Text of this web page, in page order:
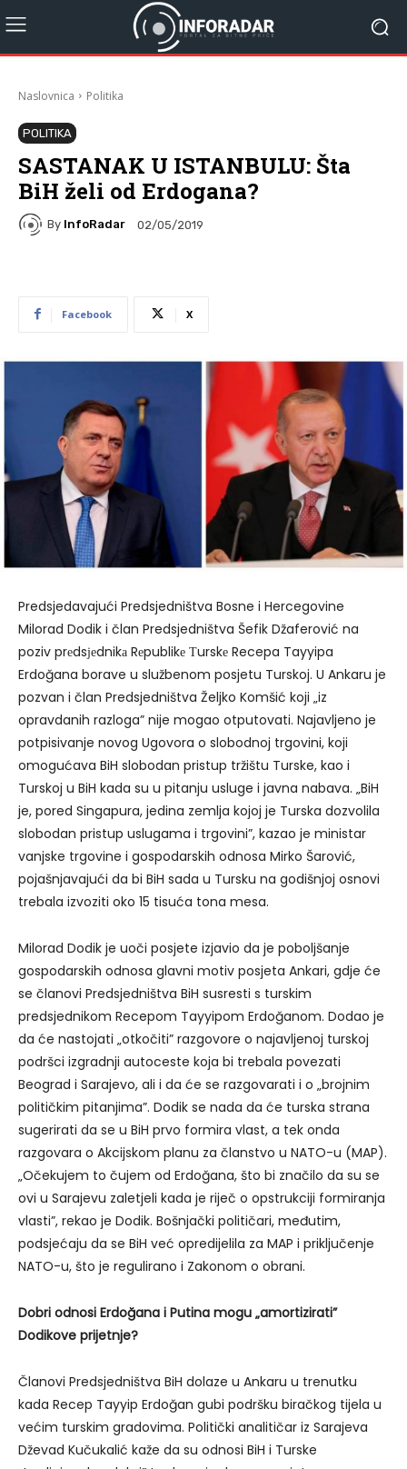
Naslovnica Politika
POLITIKA
SASTANAK U ISTANBULU: Šta
BiH želi od Erdogana?
By InfoRadar 02/05/2019
Facebook X
Predsjedavajući Predsjedništva Bosne i Hercegovine
Milorad Dodik i član Predsjedništva Šefik Džaferović na
poziv prеdsјеdnikа Rеpublikе Тurskе Recepa Tayyipa
Erdoğana borave u službenom posjetu Turskoj. U Ankaru je
pozvan i član Predsjedništva Željko Komšić koji „iz
opravdanih razloga” nije mogao otputovati. Najavljeno je
potpisivanje novog Ugovora o slobodnoj trgovini, koji
omogućava BiH slobodan pristup tržištu Turske, kao i
Turskoj u BiH kada su u pitanju usluge i javna nabava. „BiH
je, pored Singapura, jedina zemlja kojoj je Turska dozvolila
slobodan pristup uslugama i trgovini”, kazao je ministar
vanjske trgovine i gospodarskih odnosa Mirko Šarović,
pojašnjavajući da bi BiH sada u Tursku na godišnjoj osnovi
trebala izvoziti oko 15 tisuća tona mesa.
Milorad Dodik je uoči posjete izjavio da je poboljšanje
gospodarskih odnosa glavni motiv posjeta Ankari, gdje će
se članovi Predsjedništva BiH susresti s turskim
predsjednikom Recepom Tayyipom Erdoğanom. Dodao je
da će nastojati „otkočiti” razgovore o najavljenoj turskoj
podršci izgradnji autoceste koja bi trebala povezati
Beograd i Sarajevo, ali i da će se razgovarati i o „brojnim
političkim pitanjima”. Dodik se nada da će turska strana
sugerirati da se u BiH prvo formira vlast, a tek onda
razgovara o Akcijskom planu za članstvo u NATO-u (MAP).
„Očekujem to čujem od Erdoğana, što bi značilo da su se
ovi u Sarajevu zaletjeli kada je riječ o opstrukciji formiranja
vlasti”, rekao je Dodik. Bošnjački političari, međutim,
podsjećaju da se BiH već opredijelila za MAP i priključenje
NATO-u, što je regulirano i Zakonom o obrani.
Dobri odnosi Erdoğana i Putina mogu „amortizirati”
Dodikove prijetnje?
Članovi Predsjedništva BiH dolaze u Ankaru u trenutku
kada Recep Tayyip Erdoğan gubi podršku biračkog tijela u
većim turskim gradovima. Politički analitičar iz Sarajeva
Dževad Kučukalić kaže da su odnosi BiH i Turske